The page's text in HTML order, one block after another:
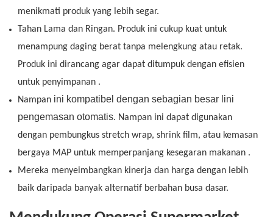
menikmati produk yang lebih segar.
Tahan Lama dan Ringan. Produk ini cukup kuat untuk
menampung daging berat tanpa melengkung atau retak.
Produk ini dirancang agar dapat ditumpuk dengan efisien
untuk penyimpanan .
Nampan ini kompatibel dengan sebagian besar lini
pengemasan otomatis. Nampan ini dapat digunakan
dengan pembungkus stretch wrap, shrink film, atau kemasan
bergaya MAP untuk memperpanjang kesegaran makanan .
Mereka menyeimbangkan kinerja dan harga dengan lebih
baik daripada banyak alternatif berbahan busa dasar.